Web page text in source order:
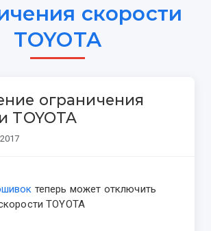
скорости
TOYOTA
ограничения
TOYOTA
теперь может отключить
TOYOTA